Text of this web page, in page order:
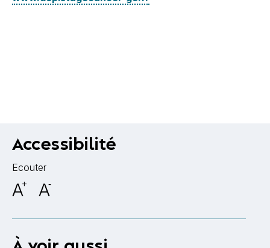
Accessibilité
Ecouter
A+ A-